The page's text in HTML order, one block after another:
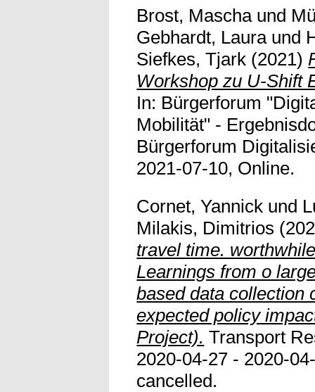
Brost, Maschaund
Gebhardt, Lauraund
Siefkes, Tjark (2021)
Workshop zu U-Shift
In: Bürgerforum
Mobilität" -
Bürgerforum
2021-07-10, Online.
Cornet, Yannick und
Milakis, Dimitrios
travel time.
Learnings from o
based data collection
expected policy
Project). Transport
2020-04-27 - 2020-
cancelled.